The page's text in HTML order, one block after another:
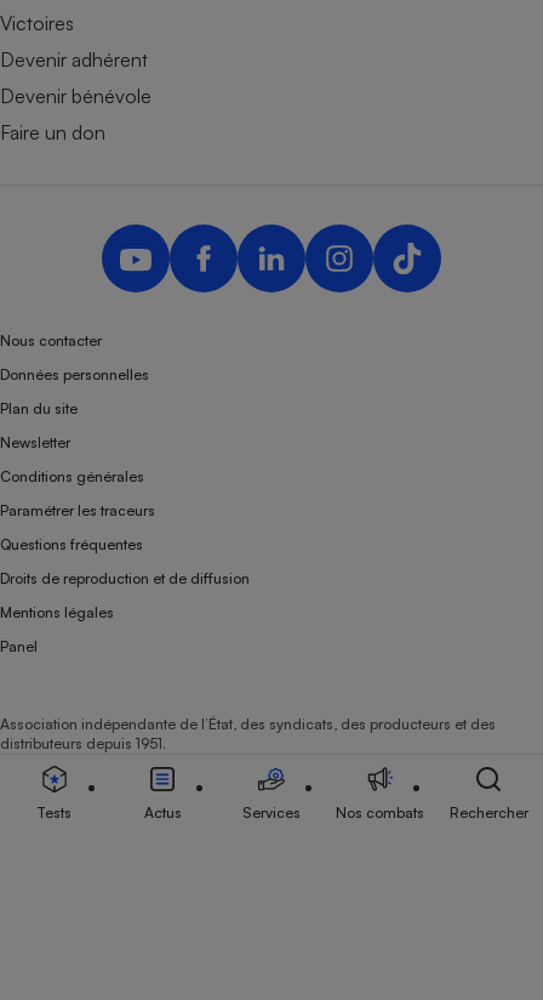
Victoires
Devenir adhérent
Devenir bénévole
Faire un don
Nous contacter
Données personnelles
Plan du site
Newsletter
Conditions générales
Paramétrer les traceurs
Questions fréquentes
Droits de reproduction et de diffusion
Mentions légales
Panel
Association indépendante de l’État, des syndicats, des producteurs et des
distributeurs depuis 1951.
Tests Actus Services Nos combats Rechercher